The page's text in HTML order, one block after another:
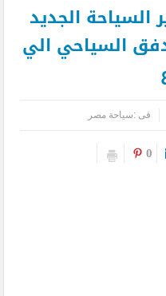
السياحة الجديد
السياحي الي
فى :سياحة مصر
0